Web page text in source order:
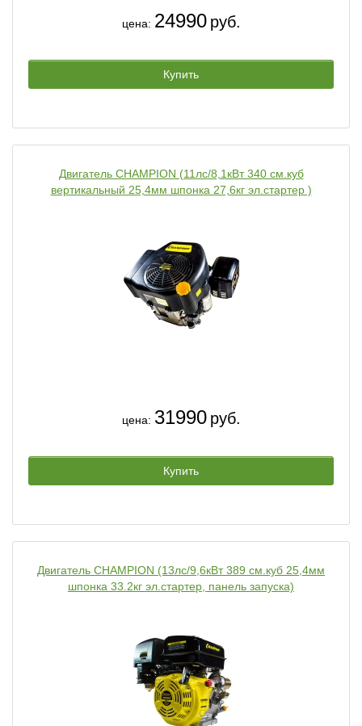
цена: 24990 руб.
Купить
Двигатель CHAMPION (11лс/8,1кВт 340 см.куб
вертикальный 25,4мм шпонка 27,6кг эл.стартер )
цена: 31990 руб.
Купить
Двигатель CHAMPION (13лс/9,6кВт 389 см.куб 25,4мм
шпонка 33.2кг эл.стартер, панель запуска)